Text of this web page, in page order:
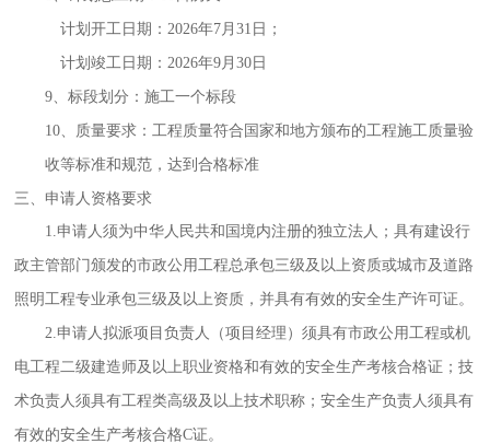
计划开工日期：2026年7月31日；
计划竣工日期：2026年9月30日
9、标段划分：施工一个标段
10、 质量要求：工程质量符合国家和地方颁布的工程施工质量验
收等标准和规范，达到合格标准
三、 申请人资格要求
1.申请人须为中华人民共和国境内注册的独立法人；具有建设行
政主管部门颁发的市政公用工程总承包三级及以上资质或城市及道路
照明工程专业承包三级及以上资质，并具有有效的安全生产许可证。
2.申请人拟派项目负责人（项目经理）须具有市政公用工程或机
电工程二级建造师及以上职业资格和有效的安全生产考核合格证；技
术负责人须具有工程类高级及以上技术职称；安全生产负责人须具有
有效的安全生产考核合格C证。